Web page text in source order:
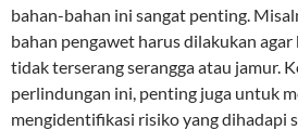
bahan-bahan ini sangat penting.
bahan pengawet harus dilakukan
tidak terserang serangga atau jamur.
perlindungan ini, penting juga untuk
mengidentifikasi risiko yang dihadapi